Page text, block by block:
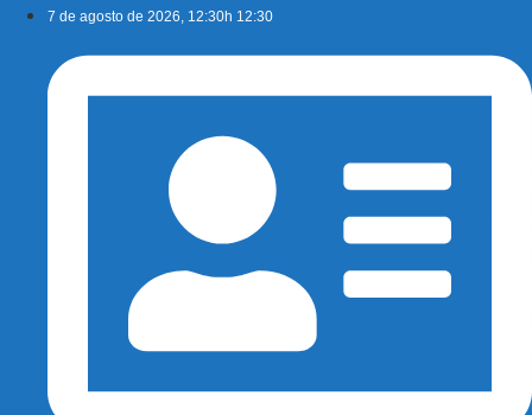
conteúdo
7 de agosto de 2026, 12:30h 12:30